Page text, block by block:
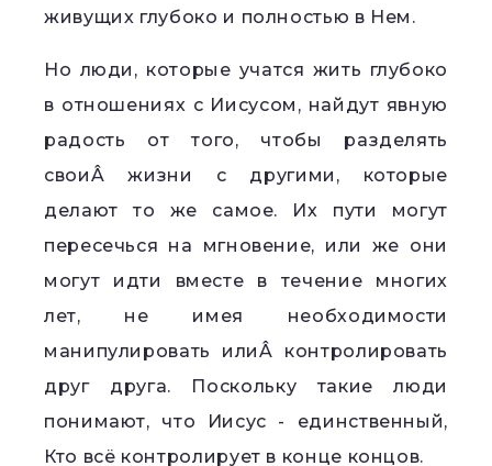
живущих глубоко и полностью в Нем.
Но люди, которые учатся жить глубоко
в отношениях с Иисусом, найдут явную
радость от того, чтобы разделять
своиÂ жизни с другими, которые
делают то же самое. Их пути могут
пересечься на мгновение, или же они
могут идти вместе в течение многих
лет, не имея необходимости
манипулировать илиÂ контролировать
друг друга. Поскольку такие люди
понимают, что Иисус - единственный,
Кто всё контролирует в конце концов.